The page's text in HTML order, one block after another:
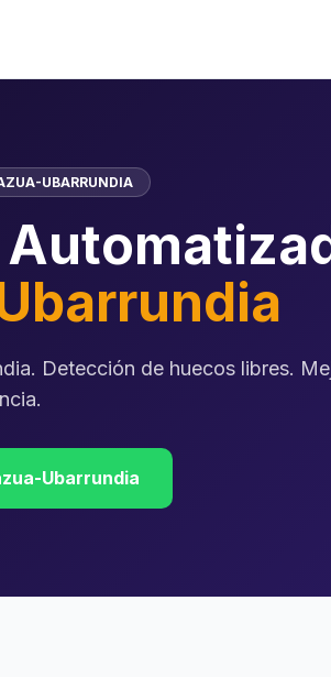
UBARRUNDIA
Detección de huecos libres.
Ubarrundia